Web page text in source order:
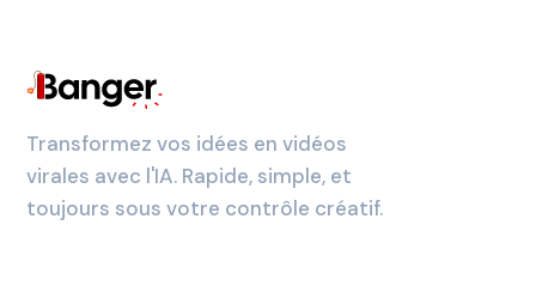
Transformez vos idées en vidéos
virales avec l'IA. Rapide, simple, et
toujours sous votre contrôle créatif.